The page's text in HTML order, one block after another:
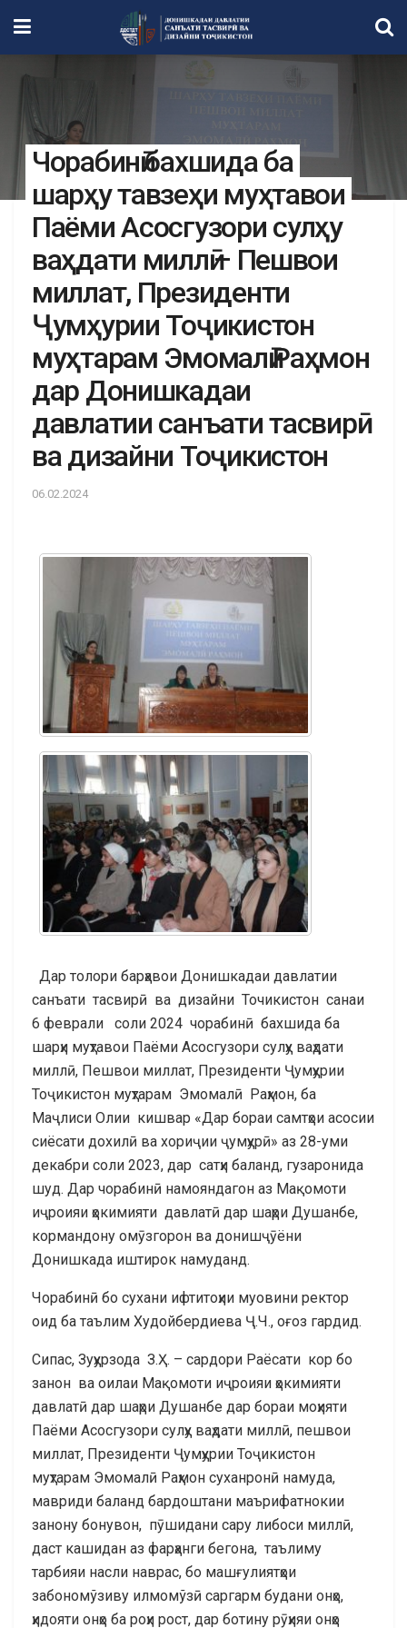
Чорабинӣ бахшида ба
шарҳу тавзеҳи муҳтавои
Паёми Асосгузори сулҳу
ваҳдати миллӣ – Пешвои
миллат, Президенти
Ҷумҳурии Тоҷикистон
муҳтарам Эмомалӣ Раҳмон
дар Донишкадаи
давлатии санъати тасвирӣ
ва дизайни Тоҷикистон
06.02.2024
Дар толори барҳавои Донишкадаи давлатии
санъати тасвирӣ ва дизайни Точикистон санаи
6 феврали соли 2024 чорабинӣ бахшида ба
шарҳи муҳтавои Паёми Асосгузори сулҳу ваҳдати
миллӣ, Пешвои миллат, Президенти Ҷумҳурии
Тоҷикистон муҳтарам Эмомалӣ Раҳмон, ба
Маҷлиси Олии кишвар «Дар бораи самтҳои асосии
сиёсати дохилӣ ва хориҷии ҷумҳурӣ» аз 28-уми
декабри соли 2023, дар сатҳи баланд, гузаронида
шуд. Дар чорабинӣ намояндагон аз Мақомоти
иҷроияи ҳокимияти давлатӣ дар шаҳри Душанбе,
кормандону омӯзгорон ва донишҷӯёни
Донишкада иштирок намуданд.
Чорабинӣ бо сухани ифтитоҳии муовини ректор
оид ба таълим Худойбердиева Ҷ.Ч., оғоз гардид.
Сипас, Зуҳурзода З.Ҳ. – сардори Раёсати кор бо
занон ва оилаи Мақомоти иҷроияи ҳокимияти
давлатӣ дар шаҳри Душанбе дар бораи моҳияти
Паёми Асосгузори сулҳу ваҳдати миллӣ, пешвои
миллат, Президенти Ҷумҳурии Тоҷикистон
муҳтарам Эмомалӣ Раҳмон суханронӣ намуда,
мавриди баланд бардоштани маърифатнокии
занону бонувон, пӯшидани сару либоси миллӣ,
даст кашидан аз фарҳанги бегона, таълиму
тарбияи насли наврас, бо машғулиятҳои
забономўзиву илмомўзӣ саргарм будани онҳо,
ҳидояти онҳо ба роҳи рост, дар ботину рӯҳияи онҳо